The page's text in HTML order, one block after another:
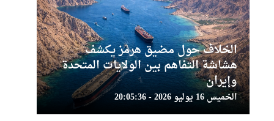
الخلاف حول مضيق هرمز يكشف
هشاشة التفاهم بين الولايات المتحدة
وإيران
الخميس 16 يوليو 2026 - 20:05:36